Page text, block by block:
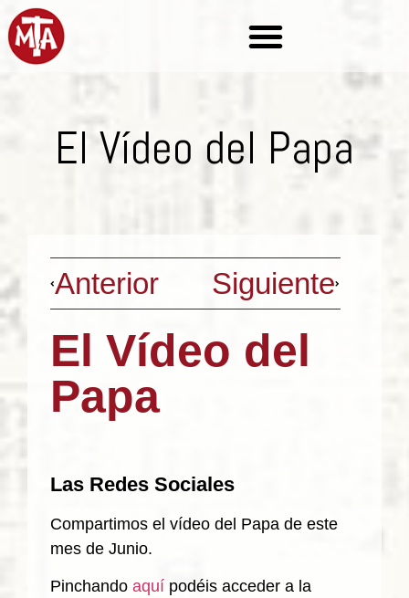
El Vídeo del Papa
Anterior Siguiente
El Vídeo del
Papa
Las Redes Sociales
Compartimos el vídeo del Papa de este
mes de Junio.
Pinchando aquí podéis acceder a la